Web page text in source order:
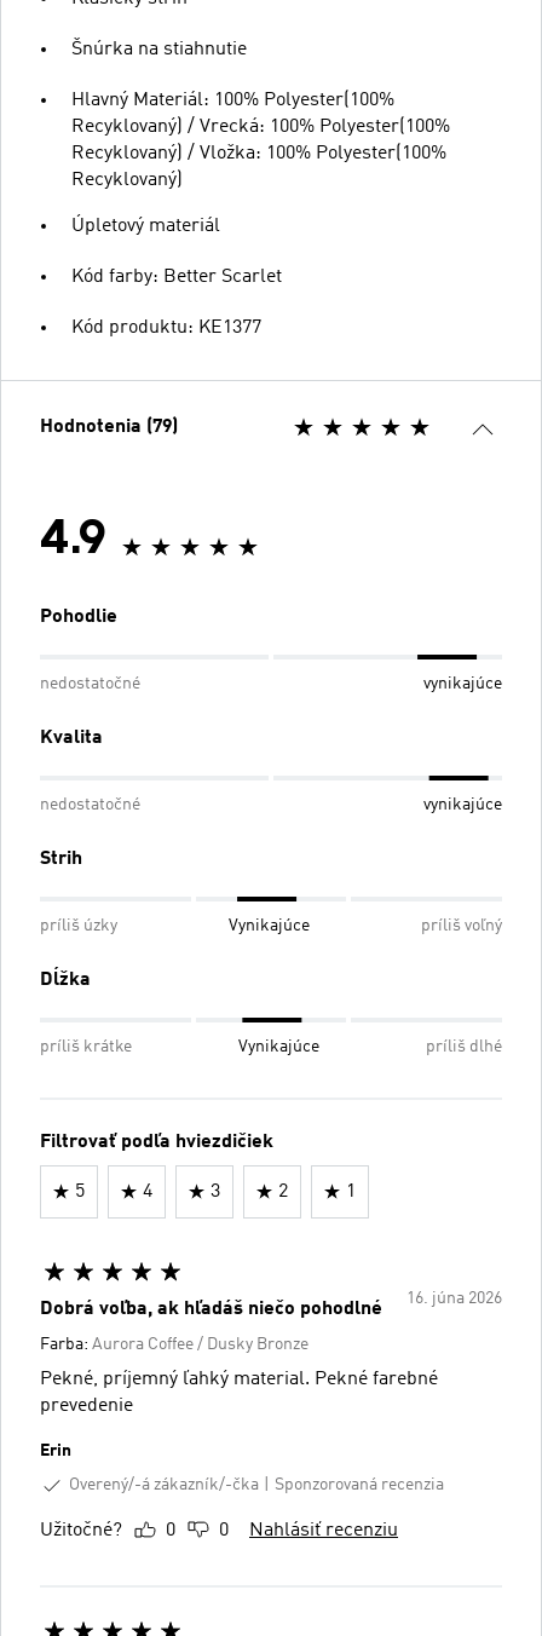
Šnúrka na stiahnutie
Hlavný Materiál: 100% Polyester(100%
Recyklovaný) / Vrecká: 100% Polyester(100%
Recyklovaný) / Vložka: 100% Polyester(100%
Recyklovaný)
Úpletový materiál
Kód farby: Better Scarlet
Kód produktu: KE1377
Hodnotenia (79)
4.9
Pohodlie
nedostatočné vynikajúce
Kvalita
nedostatočné vynikajúce
Strih
príliš úzky Vynikajúce príliš voľný
Dĺžka
príliš krátke Vynikajúce príliš dlhé
Filtrovať podľa hviezdičiek
5 4 3 2 1
16. júna 2026
Dobrá voľba, ak hľadáš niečo pohodlné
Farba: Aurora Coffee / Dusky Bronze
Pekné, príjemný ľahký material. Pekné farebné
prevedenie
Erin
Overený/-á zákazník/-čka
Sponzorovaná recenzia
Užitočné? 0 0 Nahlásiť recenziu